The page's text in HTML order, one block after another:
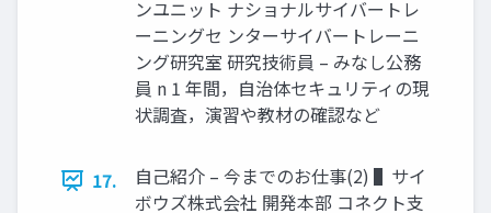
ンユニット ナショナルサイバートレ
ーニングセ ンターサイバートレーニ
ング研究室 研究技術員 – みなし公務
員 n 1 年間，⾃治体セキュリティの現
状調査，演習や教材の確認など
17.
⾃⼰紹介 – 今までのお仕事(2) ▌サイ
ボウズ株式会社 開発本部 コネクト⽀